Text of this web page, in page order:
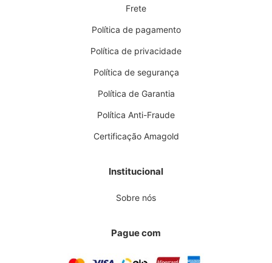
Frete
Política de pagamento
Política de privacidade
Política de segurança
Política de Garantia
Política Anti-Fraude
Certificação Amagold
Institucional
Sobre nós
Pague com